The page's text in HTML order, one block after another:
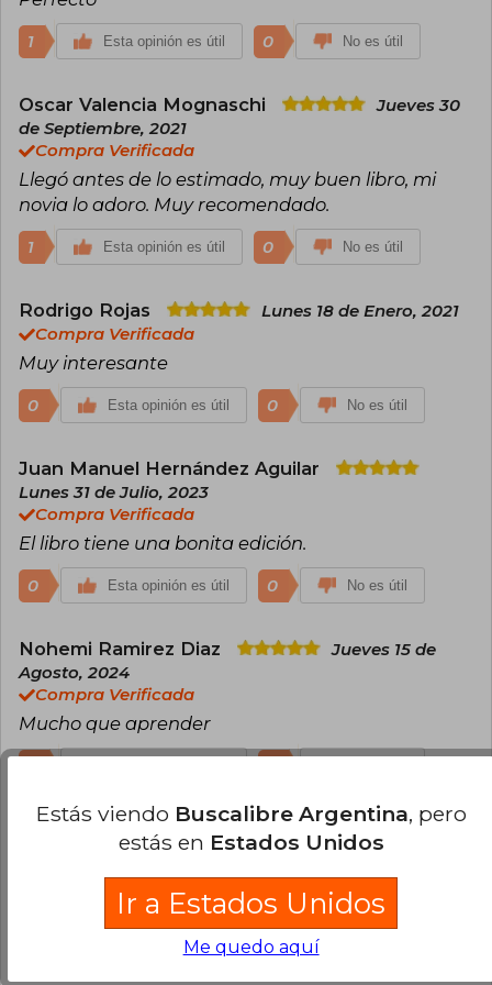
1 Esta opinión es útil 0 No es útil
Oscar Valencia Mognaschi
Jueves 30
de Septiembre, 2021
Compra Verificada
Llegó antes de lo estimado, muy buen libro, mi
novia lo adoro. Muy recomendado.
1 Esta opinión es útil 0 No es útil
Rodrigo Rojas
Lunes 18 de Enero, 2021
Compra Verificada
Muy interesante
0 Esta opinión es útil 0 No es útil
Juan Manuel Hernández Aguilar
Lunes 31 de Julio, 2023
Compra Verificada
El libro tiene una bonita edición.
0 Esta opinión es útil 0 No es útil
Nohemi Ramirez Diaz
Jueves 15 de
Agosto, 2024
Compra Verificada
Mucho que aprender
Cargar más opiniones del libro
¿Leíste este libro? Inicia sesiónpara poder
agregar tu propia evaluación.
Estás viendo Buscalibre Argentina, pero
estás en Estados Unidos
Ir a Estados Unidos
Me quedo aquí